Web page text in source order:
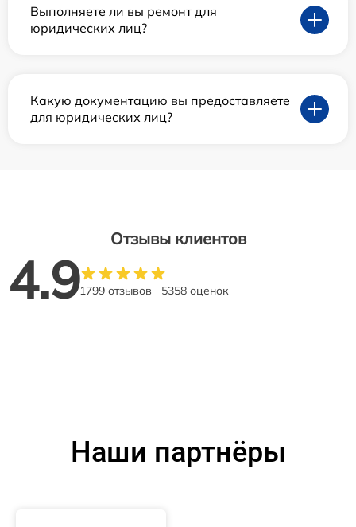
Выполняете ли вы ремонт для
юридических лиц?
Какую документацию вы предоставляете
для юридических лиц?
Отзывы клиентов
4.91799 отзывов 5358 оценок
Наши партнёры